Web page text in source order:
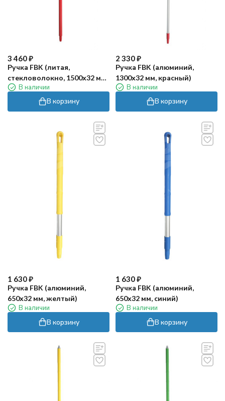
3 460₽
Ручка FBK (литая,
стекловолокно, 1500х32 мм,
красный)
В наличии
В корзину
2 330₽
Ручка FBK (алюминий,
1300х32 мм, красный)
В наличии
В корзину
1 630₽
Ручка FBK (алюминий,
650х32 мм, желтый)
В наличии
В корзину
1 630₽
Ручка FBK (алюминий,
650х32 мм, синий)
В наличии
В корзину